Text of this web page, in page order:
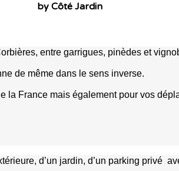
by Côté Jardin
entre garrigues, pinèdes et
de même dans le sens inverse.
la France mais également pour vos
d’un jardin, d’un parking privé